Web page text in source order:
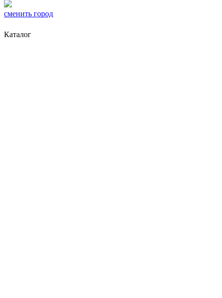
сменить город
Каталог